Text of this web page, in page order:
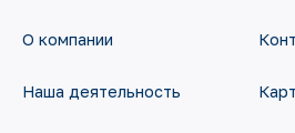
О компании
Наша деятельность